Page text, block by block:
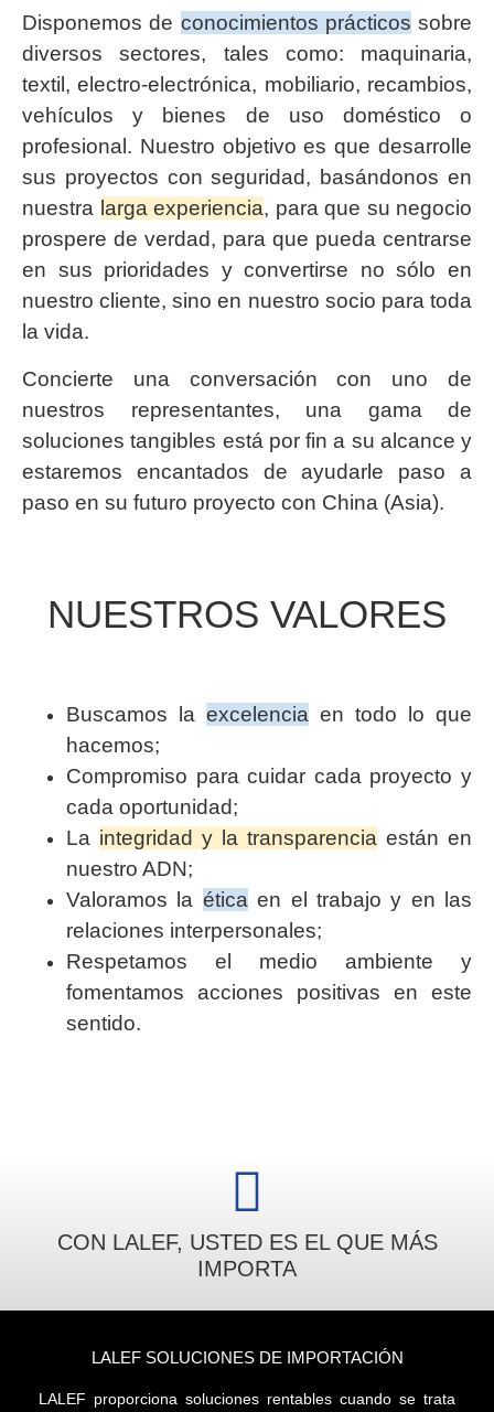
Disponemos de conocimientos prácticos sobre
diversos sectores, tales como: maquinaria,
textil, electro-electrónica, mobiliario, recambios,
vehículos y bienes de uso doméstico o
profesional. Nuestro objetivo es que desarrolle
sus proyectos con seguridad, basándonos en
nuestra larga experiencia, para que su negocio
prospere de verdad, para que pueda centrarse
en sus prioridades y convertirse no sólo en
nuestro cliente, sino en nuestro socio para toda
la vida.
Concierte una conversación con uno de
nuestros representantes, una gama de
soluciones tangibles está por fin a su alcance y
estaremos encantados de ayudarle paso a
paso en su futuro proyecto con China (Asia).
NUESTROS VALORES
Buscamos la excelencia en todo lo que
hacemos;
Compromiso para cuidar cada proyecto y
cada oportunidad;
La integridad y la transparencia están en
nuestro ADN;
Valoramos la éticaen el trabajo y en las
relaciones interpersonales;
Respetamos el medio ambiente y
fomentamos acciones positivas en este
sentido.
CON LALEF, USTED ES EL QUE MÁS
IMPORTA
LALEF SOLUCIONES DE IMPORTACIÓN
LALEF proporciona soluciones rentables cuando se trata